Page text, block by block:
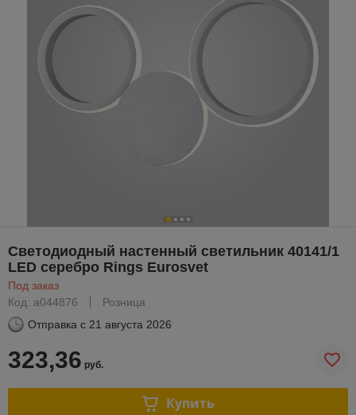
Светодиодный настенный светильник 40141/1
LED серебро Rings Eurosvet
Под заказ
Код: a044876
Розница
Отправка с 21 августа 2026
323,36 руб.
Купить